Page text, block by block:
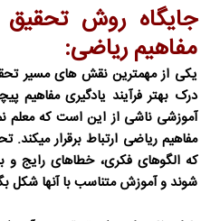
جایگاه روش تحقیق
مفاهیم ریاضی:
یکی از مهمترین نقش هایمسیر
درک بهتر فرآیند یادگیری مفاهیم
آموزشی ناشی از این است که معلم
مفاهیم ریاضی ارتباط برقرار
که الگوهای فکری، خطاهای رایج
شوند و آموزش متناسب با آنها شکل